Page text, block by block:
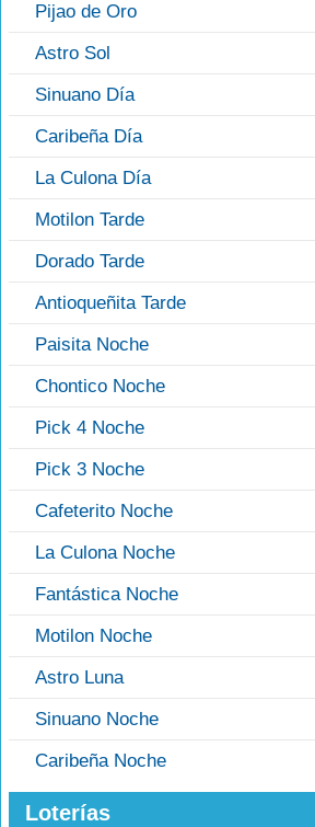
Pijao de Oro
Astro Sol
Sinuano Día
Caribeña Día
La Culona Día
Motilon Tarde
Dorado Tarde
Antioqueñita Tarde
Paisita Noche
Chontico Noche
Pick 4 Noche
Pick 3 Noche
Cafeterito Noche
La Culona Noche
Fantástica Noche
Motilon Noche
Astro Luna
Sinuano Noche
Caribeña Noche
Loterías